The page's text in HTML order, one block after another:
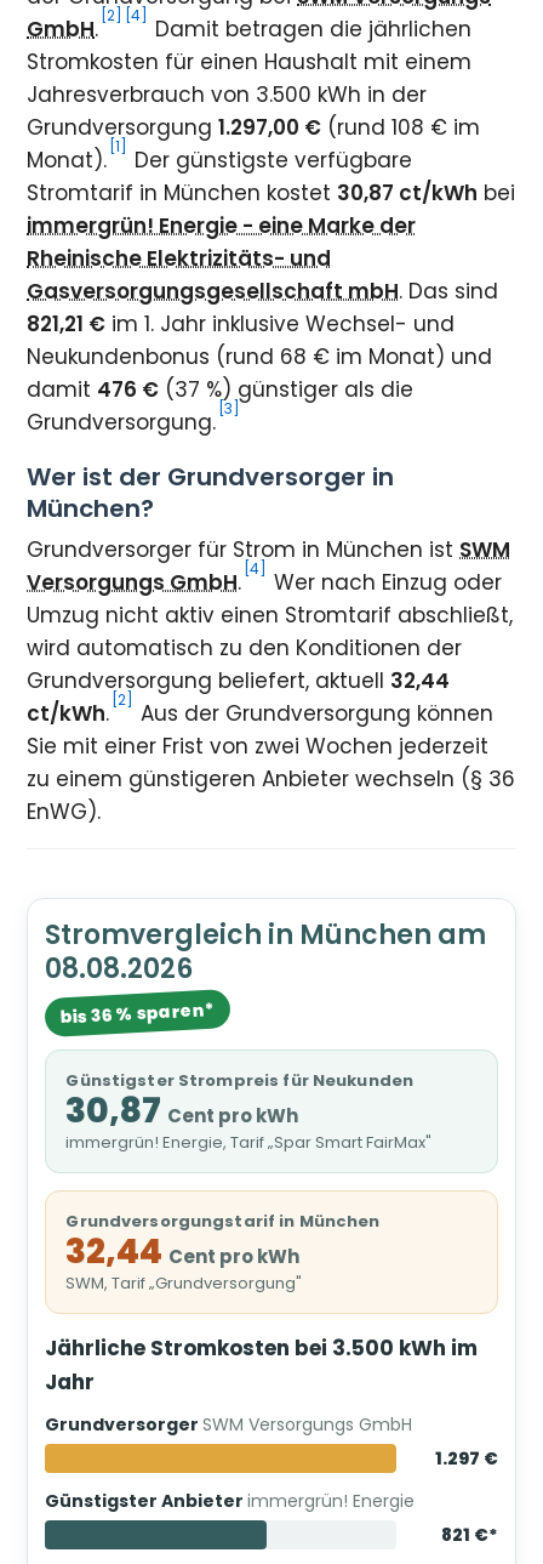
GmbH. [2] [4]
Damit betragen die jährlichen
Stromkosten für einen Haushalt mit einem
Jahresverbrauch von 3.500 kWh in der
Grundversorgung1.297,00 € (rund 108 € im
Monat). [1]
Der günstigste verfügbare
Stromtarif in München kostet 30,87 ct/kWh bei
immergrün! Energie - eine Marke der
Rheinische Elektrizitäts- und
Gasversorgungsgesellschaft mbH. Das sind
821,21 € im 1. Jahr inklusive Wechsel- und
Neukundenbonus (rund 68 € im Monat) und
damit 476 € (37 %) günstiger als die
Grundversorgung. [3]
Wer ist der Grundversorger in
München?
Grundversorger für Strom in München istSWM
Versorgungs GmbH. [4]
Wer nach Einzug oder
Umzug nicht aktiv einen Stromtarif abschließt,
wird automatisch zu den Konditionen der
Grundversorgung beliefert, aktuell 32,44
ct/kWh. [2]
Aus der Grundversorgung können
Sie mit einer Frist von zwei Wochen jederzeit
zu einem günstigeren Anbieter wechseln (§ 36
EnWG).
Stromvergleich in München am
08.08.2026
bis 36 % sparen*
Günstigster Strompreis für Neukunden
30,87 Cent pro kWh
immergrün! Energie, Tarif „Spar Smart FairMax"
Grundversorgungstarif in München
32,44 Cent pro kWh
SWM, Tarif „Grundversorgung"
Jährliche Stromkosten bei 3.500 kWh im
Jahr
GrundversorgerSWM Versorgungs GmbH
1.297 €
Günstigster Anbieterimmergrün! Energie
821 €*